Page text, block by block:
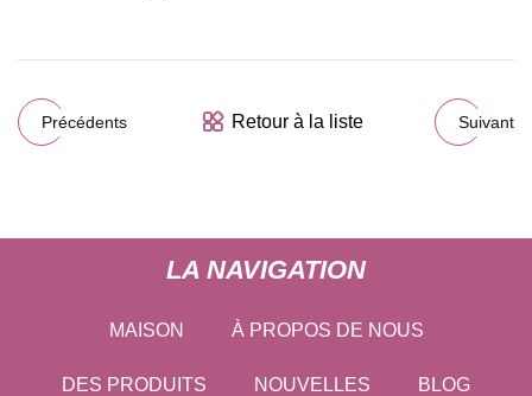
Précédents Retour à la liste Suivant
LA NAVIGATION
MAISON À PROPOS DE NOUS
DES PRODUITS NOUVELLES BLOG